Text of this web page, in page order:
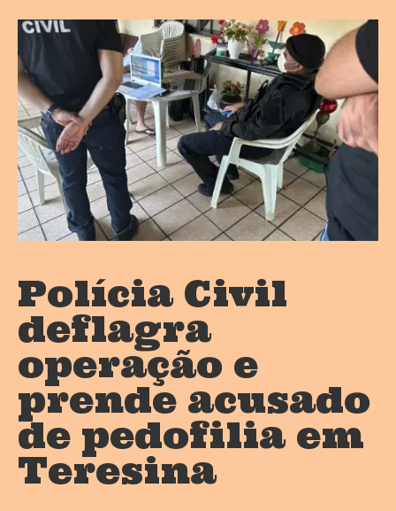
Polícia Civil
deflagra
operação e
prende acusado
de pedofilia em
Teresina